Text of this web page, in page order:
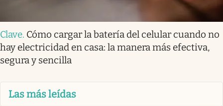
Clave. Cómo cargar la batería del celular cuando no
hay electricidad en casa: la manera más efectiva,
segura y sencilla
Las más leídas